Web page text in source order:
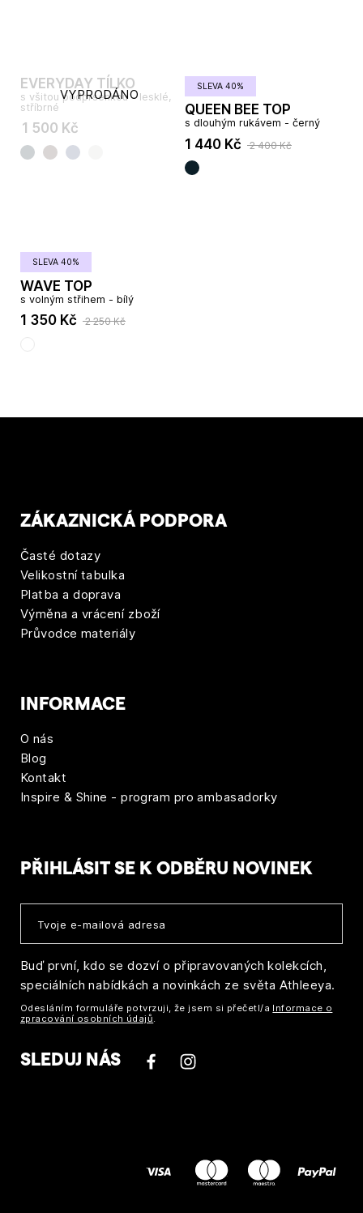
EVERYDAY TÍLKO
s všitou podprsenkou - lesklé,
stříbrné
1 500 Kč
VYPRODÁNO
SLEVA 40%
QUEEN BEE TOP
s dlouhým rukávem - černý
1 440 Kč 2 400 Kč
SLEVA 40%
WAVE TOP
s volným střihem - bílý
1 350 Kč 2 250 Kč
ZÁKAZNICKÁ PODPORA
Časté dotazy
Velikostní tabulka
Platba a doprava
Výměna a vrácení zboží
Průvodce materiály
INFORMACE
O nás
Blog
Kontakt
Inspire & Shine - program pro ambasadorky
PŘIHLÁSIT SE K ODBĚRU NOVINEK
Buď první, kdo se dozví o připravovaných kolekcích,
speciálních nabídkách a novinkách ze světa Athleeya.
Odesláním formuláře potvrzuji, že jsem si přečetl/a Informace o
zpracování osobních údajů.
SLEDUJ NÁS